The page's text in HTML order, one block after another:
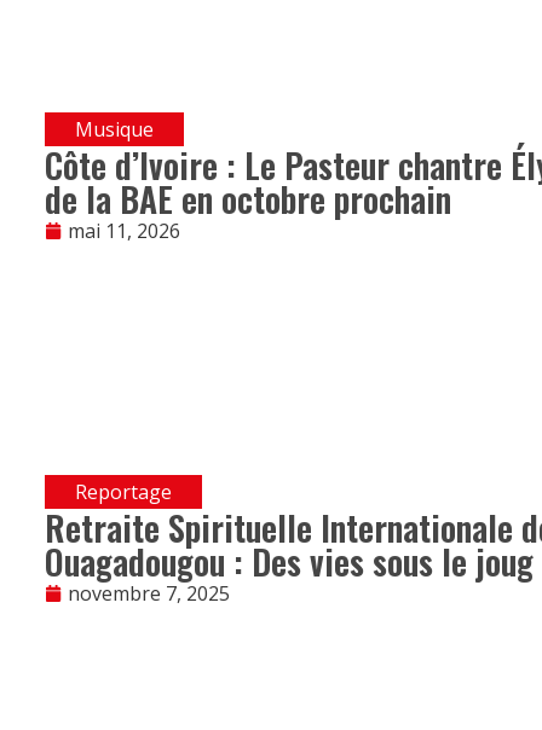
Musique
Côte d’Ivoire : Le Pasteur chantre
de la BAE en octobre prochain
mai 11, 2026
Reportage
Retraite Spirituelle Internationale
Ouagadougou : Des vies sous le
novembre 7, 2025